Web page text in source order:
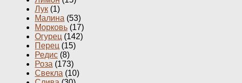
Лук (1)
Малина (53)
Морковь (17)
Огурец (142)
Перец (15)
Редис (8)
Роза (173)
Свекла (10)